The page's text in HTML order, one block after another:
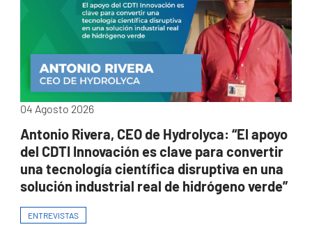
04 Agosto 2026
Antonio Rivera, CEO de Hydrolyca: “El apoyo
del CDTI Innovación es clave para convertir
una tecnología científica disruptiva en una
solución industrial real de hidrógeno verde”
ENTREVISTAS